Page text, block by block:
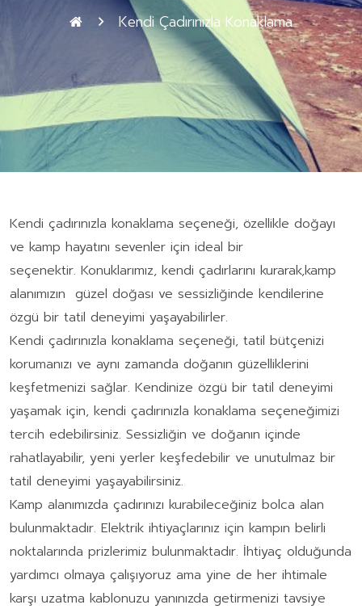
Kendi Çadırınızla Konaklama
Kendi çadırınızla konaklama seçeneği, özellikle doğayı
ve kamp hayatını sevenler için ideal bir
seçenektir. Konuklarımız, kendi çadırlarını kurarak,kamp
alanımızın güzel doğası ve sessizliğinde kendilerine
özgü bir tatil deneyimi yaşayabilirler.
Kendi çadırınızla konaklama seçeneği, tatil bütçenizi
korumanızı ve aynı zamanda doğanın güzelliklerini
keşfetmenizi sağlar. Kendinize özgü bir tatil deneyimi
yaşamak için, kendi çadırınızla konaklama seçeneğimizi
tercih edebilirsiniz. Sessizliğin ve doğanın içinde
rahatlayabilir, yeni yerler keşfedebilir ve unutulmaz bir
tatil deneyimi yaşayabilirsiniz.
Kamp alanımızda çadırınızı kurabileceğiniz bolca alan
bulunmaktadır. Elektrik ihtiyaçlarınız için kampın belirli
noktalarında prizlerimiz bulunmaktadır. İhtiyaç olduğunda
yardımcı olmaya çalışıyoruz ama yine de her ihtimale
karşı uzatma kablonuzu yanınızda getirmenizi tavsiye